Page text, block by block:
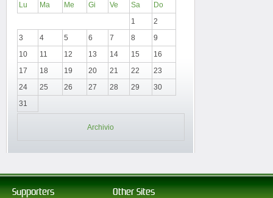
Lu Ma Me Gi Ve Sa
Do
1
2
3
4 5 6 7 8
9
10
11 12 13 14 15
16
17
18 19 20 21 22
23
24
25 26 27 28 29
30
31
Archivio
Supporters Other Sites